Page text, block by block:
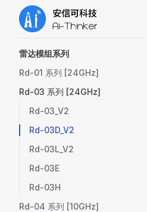
Skip to content
雷达模组系列
Rd-01 系列 [24GHz]
Rd-03 系列 [24GHz]
Rd-03_V2
Rd-03D_V2
Rd-03L_V2
Rd-03E
Rd-03H
Rd-04 系列 [10GHz]